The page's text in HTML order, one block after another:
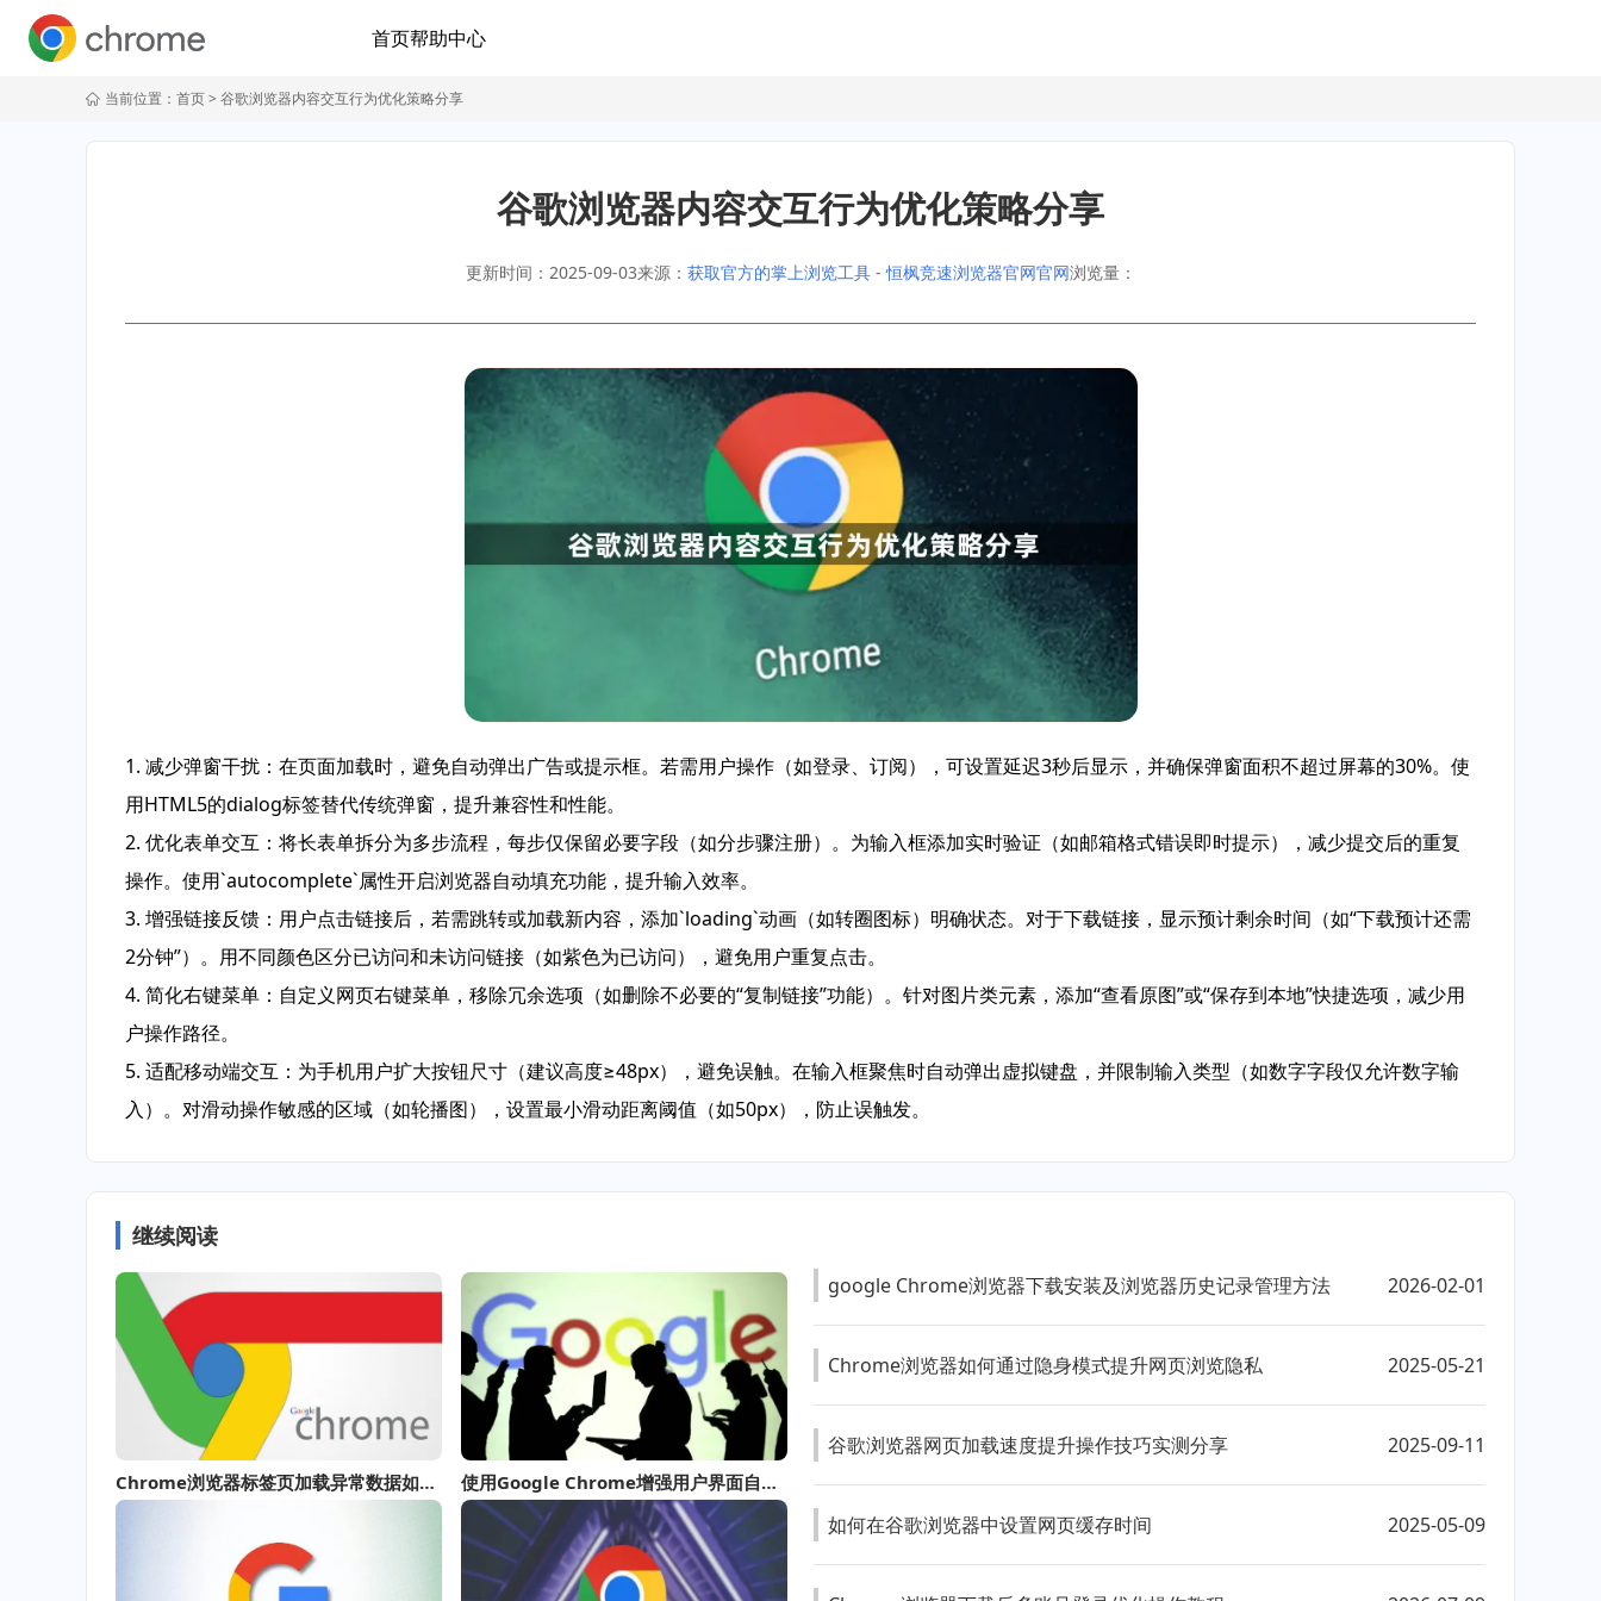
首页帮助中心
当前位置： 首页> 谷歌浏览器内容交互行为优化策略分享
谷歌浏览器内容交互行为优化策略分享
更新时间：2025-09-03来源： 获取官方的掌上浏览工具 - 恒枫竞速浏览器官网官网浏览量：
1. 减少弹窗干扰：在页面加载时，避免自动弹出广告或提示框。若需用户操作（如登录、订阅），可设置延迟3秒后显示，并确保弹窗面积不超过屏幕的30%。使
用HTML5的dialog标签替代传统弹窗，提升兼容性和性能。
2. 优化表单交互：将长表单拆分为多步流程，每步仅保留必要字段（如分步骤注册）。为输入框添加实时验证（如邮箱格式错误即时提示），减少提交后的重复
操作。使用`autocomplete`属性开启浏览器自动填充功能，提升输入效率。
3. 增强链接反馈：用户点击链接后，若需跳转或加载新内容，添加`loading`动画（如转圈图标）明确状态。对于下载链接，显示预计剩余时间（如“下载预计还需
2分钟”）。用不同颜色区分已访问和未访问链接（如紫色为已访问），避免用户重复点击。
4. 简化右键菜单：自定义网页右键菜单，移除冗余选项（如删除不必要的“复制链接”功能）。针对图片类元素，添加“查看原图”或“保存到本地”快捷选项，减少用
户操作路径。
5. 适配移动端交互：为手机用户扩大按钮尺寸（建议高度≥48px），避免误触。在输入框聚焦时自动弹出虚拟键盘，并限制输入类型（如数字字段仅允许数字输
入）。对滑动操作敏感的区域（如轮播图），设置最小滑动距离阈值（如50px），防止误触发。
继续阅读
Chrome浏览器标签页加载异常数据如何清除 使用Google Chrome增强用户界面自定义功能
google Chrome浏览器下载安装及浏览器历史记录管理方法 2026-02-01
Chrome浏览器如何通过隐身模式提升网页浏览隐私 2025-05-21
谷歌浏览器网页加载速度提升操作技巧实测分享 2025-09-11
如何在谷歌浏览器中设置网页缓存时间 2025-05-09